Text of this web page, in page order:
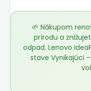
🌱 Nákupom
prírodu a
odpad. Lenovo
stave Vynikajúci